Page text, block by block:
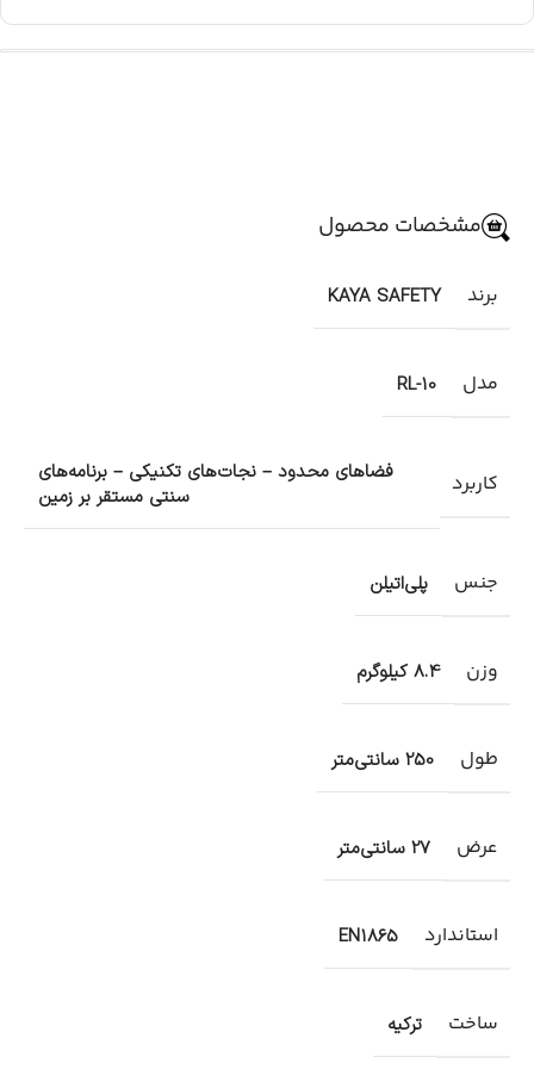
مشخصات محصول
برند KAYA SAFETY
مدل RL-10
کاربرد
فضاهای محدود – نجات‌های تکنیکی – برنامه‌های
سنتی مستقر بر زمین
جنس پلی‌اتیلن
وزن 8.4 کیلوگرم
طول 250 سانتی‌متر
عرض 27 سانتی‌متر
استاندارد EN1865
ساخت ترکیه